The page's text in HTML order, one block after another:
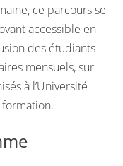
ce parcours se
accessible en
des étudiants
mensuels, sur
à l’Université